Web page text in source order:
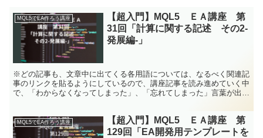
MQL5でEA作ろう講座
【超入門】MQL5 ＥＡ講座 第
31回「計算に関する記述 その2-
発展編-」
※どの記事も、文章中に出てくる各用語については、なるべく関連記
事のリンクを貼るようにしているので、講座記事を読み進めていく中
で、「わからなくなってしまった」、「忘れてしまった」言葉が出て
MQL5でEA作ろう講座
【超入門】MQL5 ＥＡ講座 第
129回「EA開発用テンプレートを